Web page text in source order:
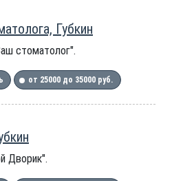
Губкин
стоматолог".
от 25000 до 35000 руб.
Дворик".